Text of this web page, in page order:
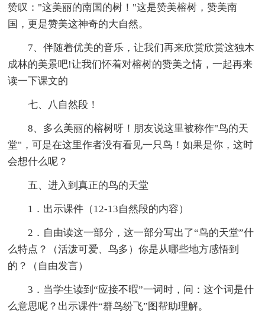
赞叹："这美丽的南国的树！"这是赞美榕树，赞美南
国，更是赞美这神奇的大自然。
7、伴随着优美的音乐，让我们再来欣赏欣赏这独木
成林的美景吧!让我们怀着对榕树的赞美之情，一起再来
读一下课文的
七、八自然段！
8、多么美丽的榕树呀！朋友说这里被称作"鸟的天
堂"，可是在这里作者没有看见一只鸟！如果是你，这时
会想什么呢？
五、进入到真正的鸟的天堂
1．出示课件（12-13自然段的内容）
2．自由读这一部分，这一部分写出了“鸟的天堂”什
么特点？（活泼可爱、鸟多）你是从哪些地方感悟到
的？（自由发言）
3．当学生读到“应接不暇”一词时，问：这个词是什
么意思呢？出示课件“群鸟纷飞”图帮助理解。